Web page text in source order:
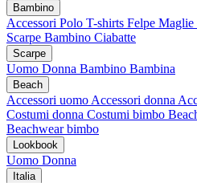
Bambino
Accessori Polo T-shirts Felpe Maglie
Scarpe Bambino Ciabatte
Scarpe
Uomo Donna Bambino Bambina
Beach
Accessori uomo Accessori donna
Costumi donna Costumi bimbo
Beachwear bimbo
Lookbook
Uomo Donna
Italia